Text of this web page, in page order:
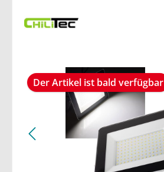
Der Artikel ist bald verfügbar